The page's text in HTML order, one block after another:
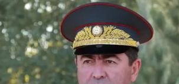
muddatdi harbiy
yoshlar bilan uchrashib,
o‘tkazildi. // “8-mart –
tashkil etildi // Moliyaviy
manbai // General-polkovnik
general-polkovnik
rivojlantirish